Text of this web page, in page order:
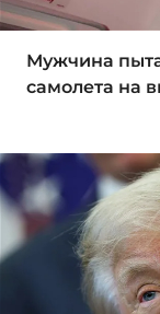
Мужчина
самолета на